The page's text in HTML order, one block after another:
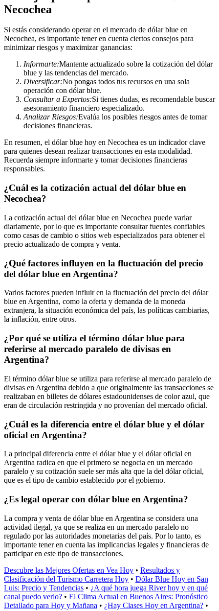
Necochea
Si estás considerando operar en el mercado de dólar blue en
Necochea, es importante tener en cuenta ciertos consejos para
minimizar riesgos y maximizar ganancias:
Informarte:Mantente actualizado sobre la cotización del dólar
blue y las tendencias del mercado.
Diversificar:No pongas todos tus recursos en una sola
operación con dólar blue.
Consultar a Expertos:Si tienes dudas, es recomendable buscar
asesoramiento financiero especializado.
Analizar Riesgos:Evalúa los posibles riesgos antes de tomar
decisiones financieras.
En resumen, el dólar blue hoy en Necochea es un indicador clave
para quienes desean realizar transacciones en esta modalidad.
Recuerda siempre informarte y tomar decisiones financieras
responsables.
¿Cuál es la cotización actual del dólar blue en
Necochea?
La cotización actual del dólar blue en Necochea puede variar
diariamente, por lo que es importante consultar fuentes confiables
como casas de cambio o sitios web especializados para obtener el
precio actualizado de compra y venta.
¿Qué factores influyen en la fluctuación del precio
del dólar blue en Argentina?
Varios factores pueden influir en la fluctuación del precio del dólar
blue en Argentina, como la oferta y demanda de la moneda
extranjera, la situación económica del país, las políticas cambiarias,
la inflación, entre otros.
¿Por qué se utiliza el término dólar blue para
referirse al mercado paralelo de divisas en
Argentina?
El término dólar blue se utiliza para referirse al mercado paralelo de
divisas en Argentina debido a que originalmente las transacciones se
realizaban en billetes de dólares estadounidenses de color azul, que
eran de circulación restringida y no provenían del mercado oficial.
¿Cuál es la diferencia entre el dólar blue y el dólar
oficial en Argentina?
La principal diferencia entre el dólar blue y el dólar oficial en
Argentina radica en que el primero se negocia en un mercado
paralelo y su cotización suele ser más alta que la del dólar oficial,
que es el tipo de cambio establecido por el gobierno.
¿Es legal operar con dólar blue en Argentina?
La compra y venta de dólar blue en Argentina se considera una
actividad ilegal, ya que se realiza en un mercado paralelo no
regulado por las autoridades monetarias del país. Por lo tanto, es
importante tener en cuenta las implicancias legales y financieras de
participar en este tipo de transacciones.
Descubre las Mejores Ofertas en Vea Hoy • Resultados y
Clasificación del Turismo Carretera Hoy • Dólar Blue Hoy en San
Luis: Precio y Tendencias • ¿A qué hora juega River hoy y en qué
canal puedo verlo? • El Clima Actual en Buenos Aires: Pronóstico
Detallado para Hoy y Mañana • ¿Hay Clases Hoy en Argentina? •